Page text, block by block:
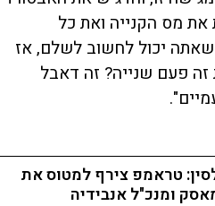
את מס הקנייה ואת כל
יכול לחשוב לשלם, אז
פעם שנייה? זה דאבל
טראמפ צירף למטוס את
ומנכ"ל אנבידיה